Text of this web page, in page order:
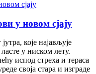
у новом сјају
које најављује
у ниском лету.
испод стреха и тераса
своја стара и изграде